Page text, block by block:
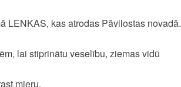
LENKAS, kas atrodas Pāvilostas novadā.
lai stiprinātu veselību, ziemas vidū
mieru.